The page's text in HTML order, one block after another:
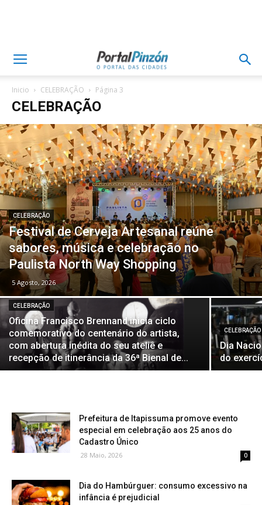
Inicio CELEBRAÇÃO Página 3
CELEBRAÇÃO
CELEBRAÇÃO
Festival de Cerveja Artesanal reúne
sabores, música e celebração no
Paulista North Way Shopping
5 Agosto, 2026
CELEBRAÇÃO
Oficina Francisco Brennand inicia ciclo
comemorativo do centenário do artista,
com abertura inédita do seu ateliê e
recepção de itinerância da 36ª Bienal de...
CELEBRAÇÃO
Dia
do
Prefeitura de Itapissuma promove evento
especial em celebração aos 25 anos do
Cadastro Único
28 Maio, 2026 0
Dia do Hambúrguer: consumo excessivo na
infância é prejudicial